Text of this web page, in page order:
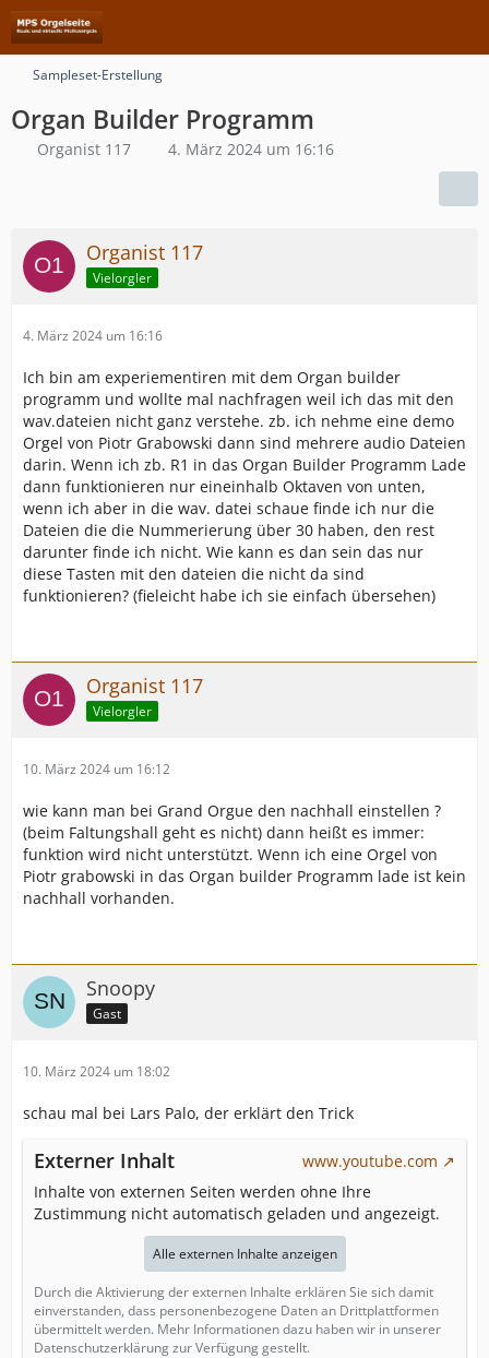
Sampleset-Erstellung
Organ Builder Programm
Organist 117 4. März 2024 um 16:16
Organist 117
Vielorgler
4. März 2024 um 16:16
Ich bin am experiementiren mit dem Organ builder
programm und wollte mal nachfragen weil ich das mit den
wav.dateien nicht ganz verstehe. zb. ich nehme eine demo
Orgel von Piotr Grabowski dann sind mehrere audio Dateien
darin. Wenn ich zb. R1 in das Organ Builder Programm Lade
dann funktionieren nur eineinhalb Oktaven von unten,
wenn ich aber in die wav. datei schaue finde ich nur die
Dateien die die Nummerierung über 30 haben, den rest
darunter finde ich nicht. Wie kann es dan sein das nur
diese Tasten mit den dateien die nicht da sind
funktionieren? (fieleicht habe ich sie einfach übersehen)
Organist 117
Vielorgler
10. März 2024 um 16:12
wie kann man bei Grand Orgue den nachhall einstellen ?
(beim Faltungshall geht es nicht) dann heißt es immer:
funktion wird nicht unterstützt. Wenn ich eine Orgel von
Piotr grabowski in das Organ builder Programm lade ist kein
nachhall vorhanden.
Snoopy
Gast
10. März 2024 um 18:02
schau mal bei Lars Palo, der erklärt den Trick
Externer Inhalt
www.youtube.com
Inhalte von externen Seiten werden ohne Ihre
Zustimmung nicht automatisch geladen und angezeigt.
Alle externen Inhalte anzeigen
Durch die Aktivierung der externen Inhalte erklären Sie sich damit
einverstanden, dass personenbezogene Daten an Drittplattformen
übermittelt werden. Mehr Informationen dazu haben wir in unserer
Datenschutzerklärung zur Verfügung gestellt.